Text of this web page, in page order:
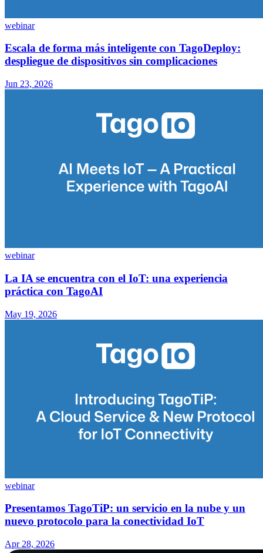
webinar
Escala de forma más inteligente con TagoDeploy:
despliegue de dispositivos sin complicaciones
Jun 23, 2026
webinar
La IA se encuentra con el IoT: una experiencia
práctica con TagoAI
May 19, 2026
webinar
Presentamos TagoTiP: un servicio en la nube y un
nuevo protocolo para la conectividad IoT
Apr 28, 2026